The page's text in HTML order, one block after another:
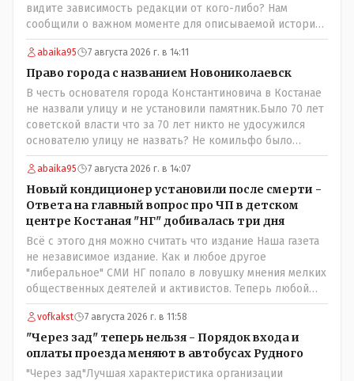
видите зависимость редакции от кого-либо? Нам
сообщили о важном моменте для описываемой истории.
И редакция отреагировала бы дополнительным
исследованием на такие вопрос от любого читателя.
Писать "как надо" редакция не будет. Но мы будем
публиковать полную и объективную информацию. А
потом продолжать тему. если выяснятся новые
обстоятельства.
abaika95 7 августа 2026 г. в 14:11
Право города с названием Новониколаевск
В честь основателя города Константиновича в Костанае
не назвали улицу и не установили памятник.Было 70 лет
советской власти что за 70 лет никто не удосужился
основателю улицу не назвать? Не комильфо было
генерал-губернаторам улицы дарить? При СССР что то
знали о нем такое нехорошее? Ну и сейчас значит не
надо. Обойдёмся как-нибудь vofkakst: Где ономасты,
которые топят за возвращение исторических
названийТак вернули же историческое Кустанай
коренное название городишка
abaika95 7 августа 2026 г. в 14:07
Новый кондиционер установили после смерти -
Ответа на главный вопрос про ЧП в детском
центре Костаная "НГ" добивалась три дня
Всё с этого дня можно считать что издание Наша газета
не независимое издание. Как и любое другое
"либеральное" СМИ НГ попало в ловушку мнения мелких
общественных деятелей и активистов. Теперь любой
активист и НПОшник будет поносить и диктовать
условия газете информационно бомбордируя ее пока та
не начнет писать "как надо" определенному кругу лиц.
Редакторская политика, коллектив журналистов уже
ниче не значат. Прискорбно и иронично
vofkakst 7 августа 2026 г. в 11:58
"Через зад" теперь нельзя - Порядок входа и
оплаты проезда меняют в автобусах Рудного
"Через зад"Лучшая характеристика организации